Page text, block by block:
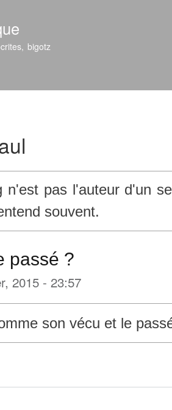
bigotz
n'est pas l'auteur d'un
souvent.
passé ?
2015 - 23:57
son vécu et le